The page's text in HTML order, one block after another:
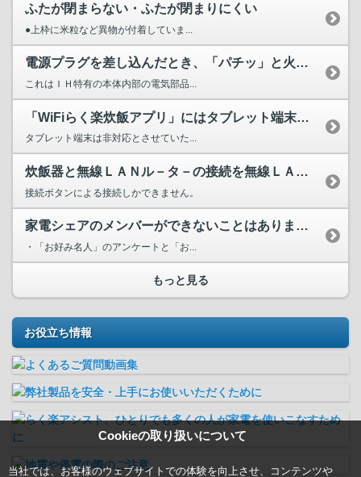
Cookieの取り扱いについて
当社では、お客様のウェブサイトでの体験を向上させ、コンテンツや
ふたが閉まらない・ふたが閉まりにくい
●上枠に米粒など異物が付着していま...
電源プラグを差し込んだとき、「パチッ」と火花がでる。
これはＩＨ特有の本体内部の電気部品...
「WiFiらく楽炊飯アプリ」にはタブレット端末は対応してい...
タブレット端末は非対応とさせていた...
炊飯器と無線ＬＡＮル－タ－の接続を無線ＬＡＮル－タ－のパス...
接続ボタンによる接続しかできません。
家電シェアのメンバーができないことはありますか？
・「お好み名人」のアンケートと「お...
もっと見る
お役立ち情報